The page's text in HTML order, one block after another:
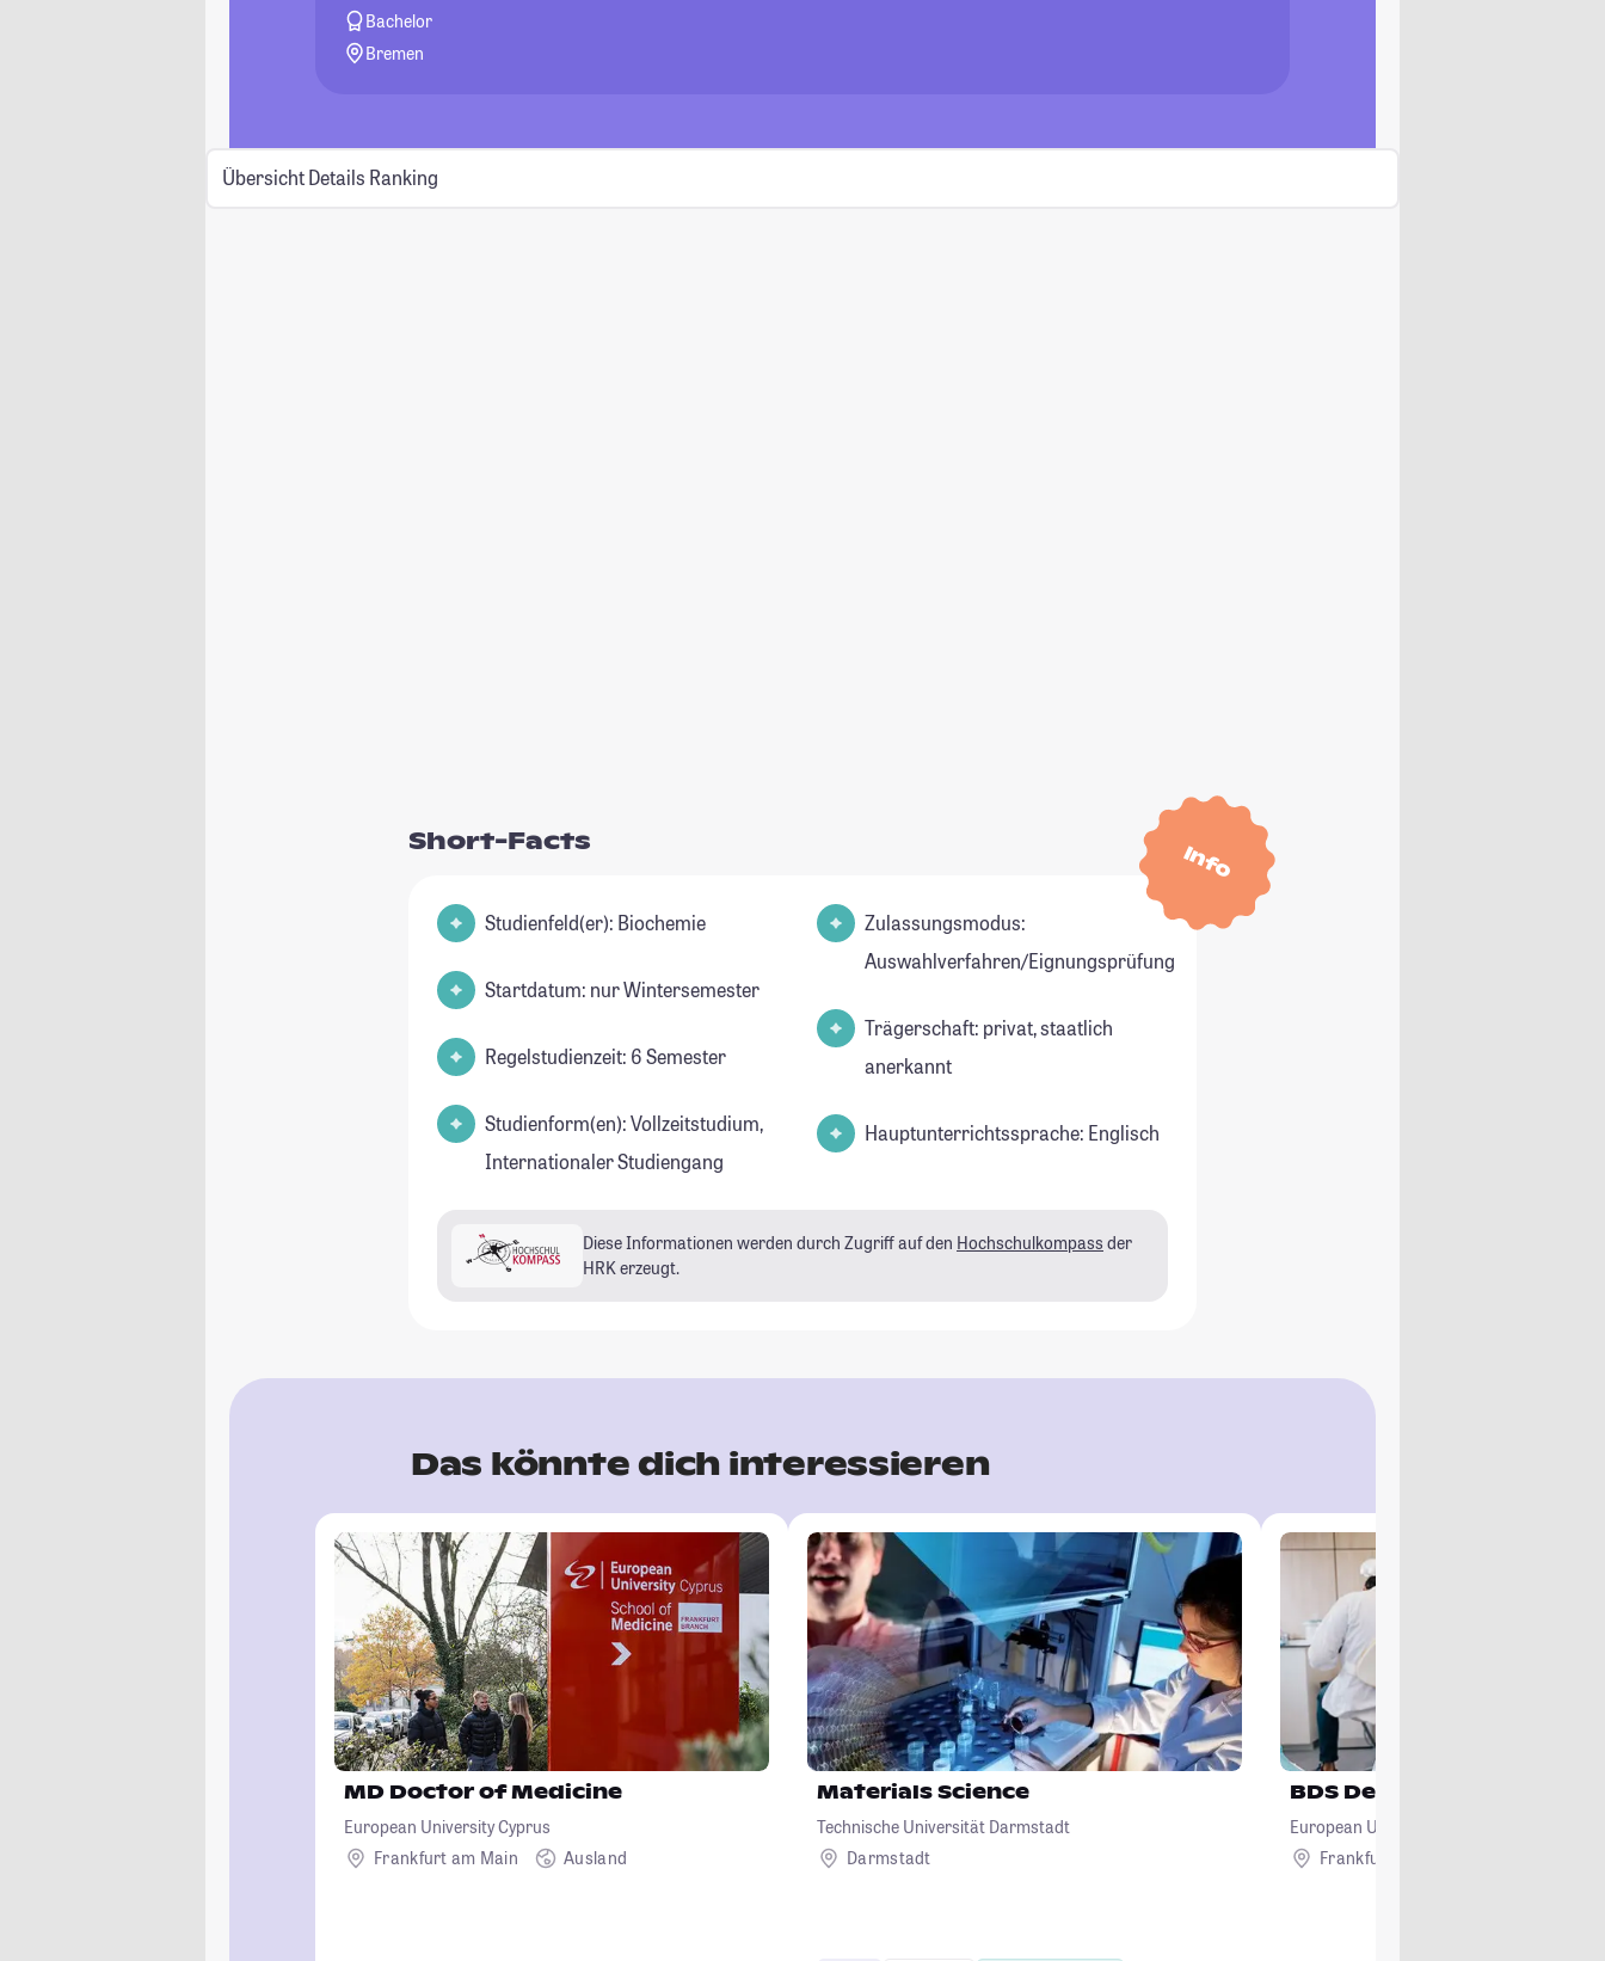
Bachelor
Bremen
Übersicht Details Ranking
Info
Short-Facts
Studienfeld(er): Biochemie
Startdatum: nur Wintersemester
Regelstudienzeit: 6 Semester
Studienform(en): Vollzeitstudium,
Internationaler Studiengang
Zulassungsmodus:
Auswahlverfahren/Eignungsprüfung
Trägerschaft: privat, staatlich
anerkannt
Hauptunterrichtssprache: Englisch
Diese Informationen werden durch Zugriff auf den Hochschulkompass der
HRK erzeugt.
Das könnte dich interessieren
MD Doctor of Medicine
European University Cyprus
Frankfurt am Main
Ausland
Materials Science
Technische Universität Darmstadt
Darmstadt
BDS Dental Surgery
European University Cyprus
Frankfurt am Main